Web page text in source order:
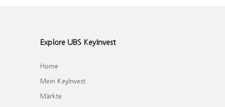
Explore UBS KeyInvest
Home
Mein KeyInvest
Märkte